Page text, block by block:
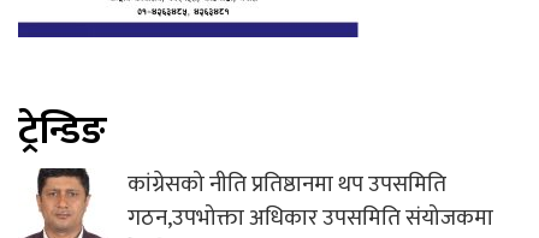
ट्रेन्डिङ
कांग्रेसको नीति प्रतिष्ठानमा थप उपसमिति
गठन,उपभोक्ता अधिकार उपसमिति संयोजकमा